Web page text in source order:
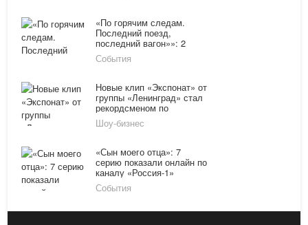
«По горячим следам.
Последний поезд,
последний вагон»»: 2
серию покажут онлайн по
каналу «Россия-1»
События
Новые клип «Экспонат» от
группы «Ленинград» стал
рекордсменом по
просмотрам
Шоу-бизнес
«Сын моего отца»: 7
серию показали онлайн по
каналу «Россия-1»
20.01.16
События